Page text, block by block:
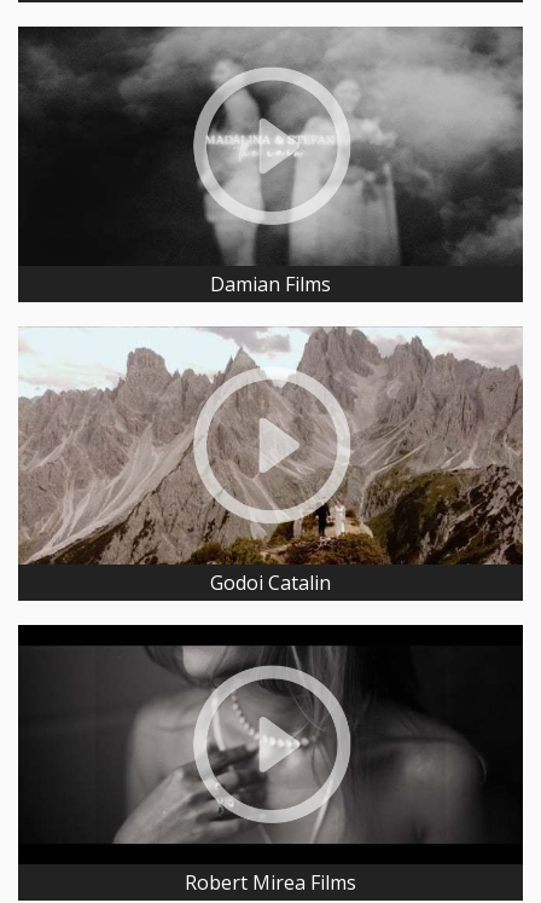
Damian Films
Godoi Catalin
Robert Mirea Films